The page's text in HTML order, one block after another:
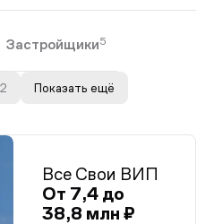
Застройщики5
2 Показать ещё
Все Свои ВИП
От 7,4 до
38,8 млн ₽